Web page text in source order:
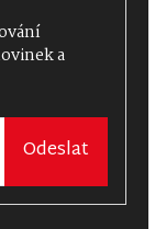
a
Odeslat